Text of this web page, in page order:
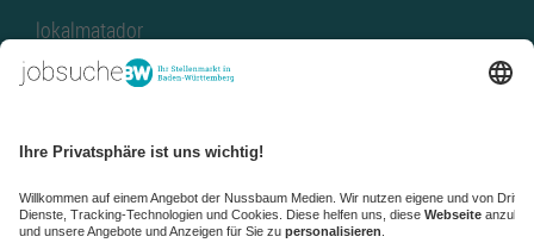
lokalmatador
kaufinBW
NussbaumID
Nussbaum Medien